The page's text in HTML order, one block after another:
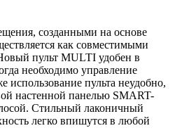
созданными на основе
как совместимыми
пульт MULTI удобен в
необходимо управление
использование пульта неудобно,
настенной панелью SMART-
Стильный лаконичный
легко впишутся в любой